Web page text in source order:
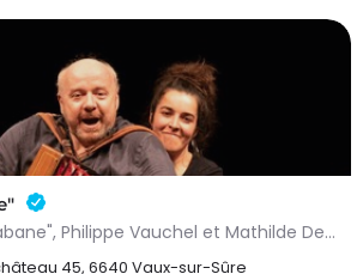
Dans "Cabane, cabane", Philippe Vauchel et Mathilde Dedeurwaerdere nous emmènent dans un univers fait de…
45, 6640 Vaux-sur-Sûre